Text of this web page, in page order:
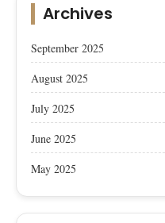
Archives
September 2025
August 2025
July 2025
June 2025
May 2025